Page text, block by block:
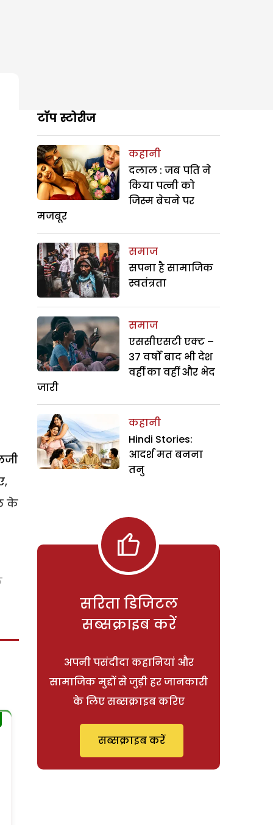
के
टॉप स्टोरीज
कहानी
दलाल : जब पति ने
किया पत्नी को
जिस्म बेचने पर
मजबूर
समाज
सपना है सामाजिक
स्वतंत्रता
समाज
एससीएसटी एक्ट –
37 वर्षों बाद भी देश
वहीं का वहीं और भेद
जारी
कहानी
Hindi Stories:
आदर्श मत बनना
तनु
सरिता डिजिटल
सब्सक्राइब करें
अपनी पसंदीदा कहानियां और
सामाजिक मुद्दों से जुड़ी हर जानकारी
के लिए सब्सक्राइब करिए
सब्सक्राइब करें